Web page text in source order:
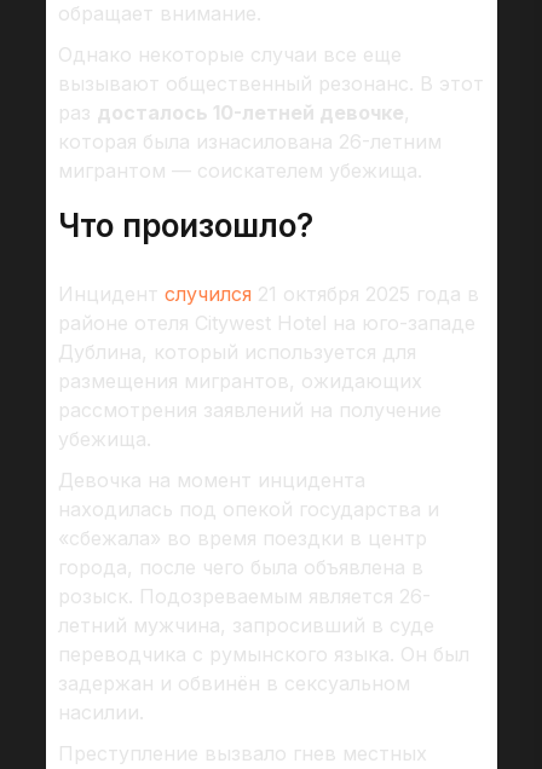
обращает внимание.
Однако некоторые случаи все еще
вызывают общественный резонанс. В этот
раз досталось 10-летней девочке,
которая была изнасилована 26-летним
мигрантом — соискателем убежища.
Что произошло?
Инцидент случился 21 октября 2025 года в
районе отеля Citywest Hotel на юго-западе
Дублина, который используется для
размещения мигрантов, ожидающих
рассмотрения заявлений на получение
убежища.
Девочка на момент инцидента
находилась под опекой государства и
«сбежала» во время поездки в центр
города, после чего была объявлена в
розыск. Подозреваемым является 26-
летний мужчина, запросивший в суде
переводчика с румынского языка. Он был
задержан и обвинён в сексуальном
насилии.
Преступление вызвало гнев местных